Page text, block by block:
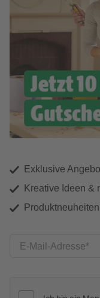
Exklusive
Kreative Ideen &
E-Mail-Adresse